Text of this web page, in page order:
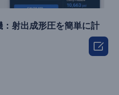
射出成形圧を簡単に計
